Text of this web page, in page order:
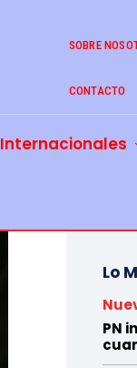
SOBRE
CONTACTO
Internacionales
Lo
PN